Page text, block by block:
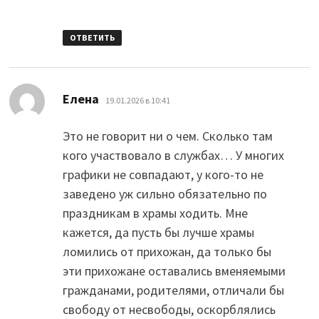
ОТВЕТИТЬ
Елена 19.01.2026 в 10:41
Это не говорит ни о чем. Сколько там
кого участвовало в службах… У многих
графики не совпадают, у кого-то не
заведено уж сильно обязательно по
праздникам в храмы ходить. Мне
кажется, да пусть бы лучше храмы
ломились от прихожан, да только бы
эти прихожане оставались вменяемыми
гражданами, родителями, отличали бы
свободу от несвободы, оскорблялись